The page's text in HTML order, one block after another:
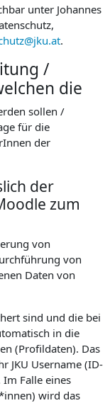
unter Johannes
.
/
die
sollen /
für die
der
der
zum
von
von
Daten von
sind und die bei
in die
(Profildaten). Das
JKU Username (ID-
Falle eines
wird das